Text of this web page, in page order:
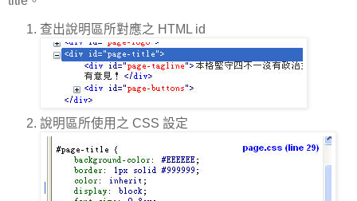
查出說明區所對應之 HTML id
說明區所使用之 CSS 設定